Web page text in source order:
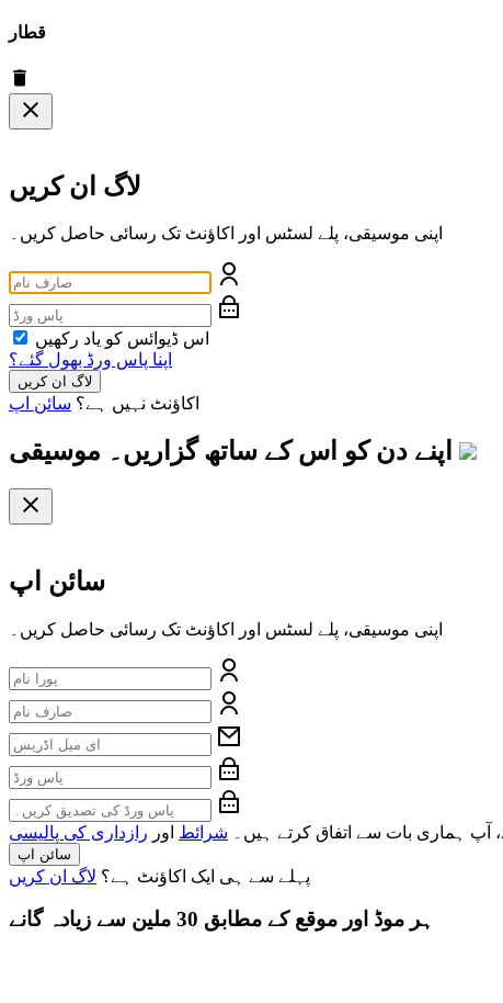
قطار
لاگ ان کریں
اپنی موسیقی، پلے لسٹس اور اکاؤنٹ تک رسائی حاصل کریں۔
اس ڈیوائس کو یاد رکھیں
اپنا پاس ورڈ بھول گئے؟
لاگ ان کریں
اکاؤنٹ نہیں ہے؟ سائن اپ
اپنے دن کو اس کے ساتھ گزاریں۔ موسیقی
سائن اپ
اپنی موسیقی، پلے لسٹس اور اکاؤنٹ تک رسائی حاصل کریں۔
آپ ہماری بات سے اتفاق کرتے ہیں۔ شرائط اور رازداری کی پالیسی
سائن اپ
پہلے سے ہی ایک اکاؤنٹ ہے؟ لاگ ان کریں
ہر موڈ اور موقع کے مطابق 30 ملین سے زیادہ گانے